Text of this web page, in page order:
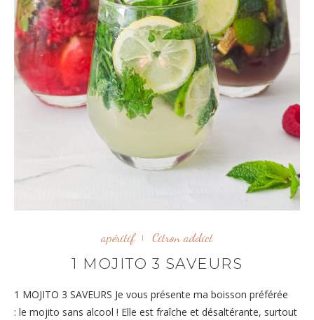
apéritif Citron addict
1 MOJITO 3 SAVEURS
1 MOJITO 3 SAVEURS Je vous présente ma boisson préférée
: le mojito sans alcool ! Elle est fraîche et désaltérante, surtout